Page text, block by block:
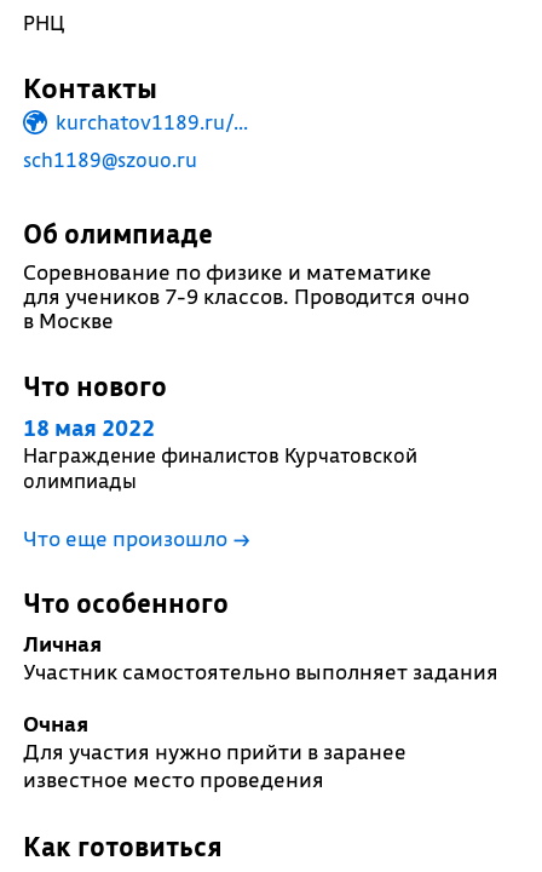
РНЦ
Контакты
kurchatov1189.ru/...
sch1189@szouo.ru
Об олимпиаде
Соревнование по физике и математике
для учеников 7-9 классов. Проводится очно
в Москве
Что нового
18 мая 2022
Награждение финалистов Курчатовской
олимпиады
Что еще произошло →
Что особенного
Личная
Участник самостоятельно выполняет задания
Очная
Для участия нужно прийти в заранее
известное место проведения
Как готовиться